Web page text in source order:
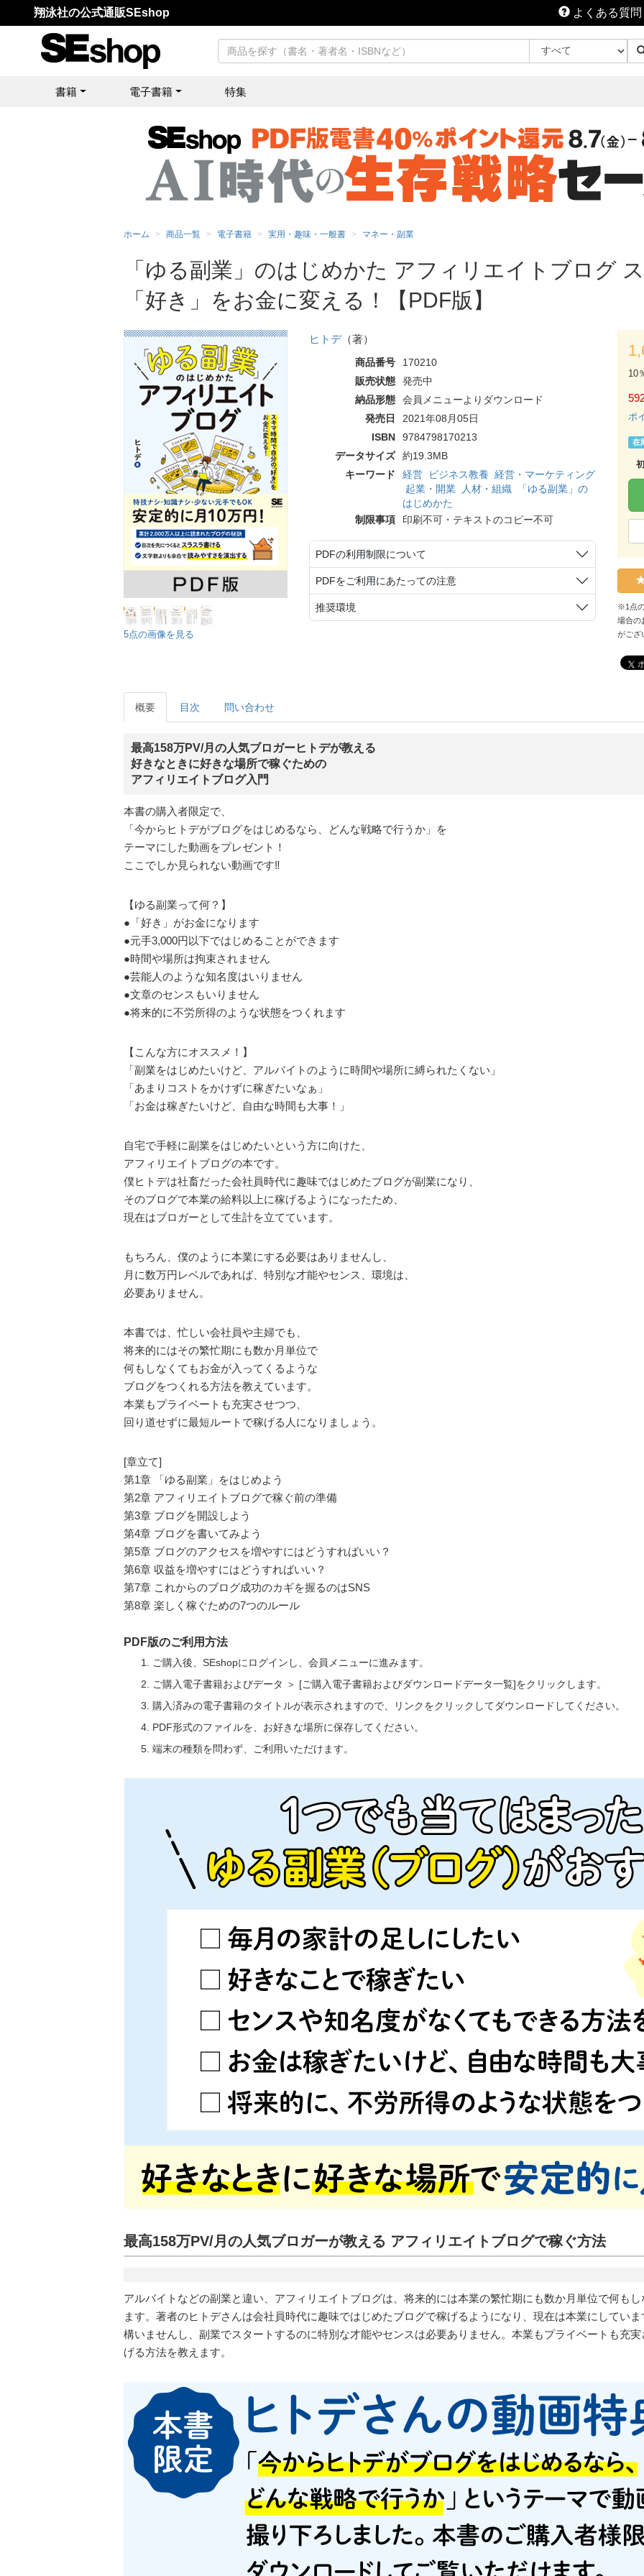
翔泳社の公式通販SEshop よくある質問
書籍 電子書籍 特集
ホーム 商品一覧 電子書籍 実用・趣味・一般書 マネー・副業
「ゆる副業」のはじめかた アフィリエイトブログ
「好き」をお金に変える！【PDF版】
5点の画像を見る
ヒトデ（著）
商品番号
170210
販売状態
発売中
納品形態
会員メニューよりダウンロード
発売日
2021年08月05日
ISBN
9784798170213
データサイズ
約19.3MB
キーワード
経営 ビジネス教養 経営・マーケティング
起業・開業
人材・組織
「ゆる副業」の
はじめかた
制限事項
印刷不可・テキストのコピー不可
PDFの利用制限について
PDFをご利用にあたっての注意
推奨環境
10
ポ
在
※1点
場合の
がござ
概要 目次 問い合わせ
最高158万PV/月の人気ブロガーヒトデが教える
好きなときに好きな場所で稼ぐための
アフィリエイトブログ入門
本書の購入者限定で、
「今からヒトデがブログをはじめるなら、どんな戦略で行うか」を
テーマにした動画をプレゼント！
ここでしか見られない動画です‼
【ゆる副業って何？】
●「好き」がお金になります
●元手3,000円以下ではじめることができます
●時間や場所は拘束されません
●芸能人のような知名度はいりません
●文章のセンスもいりません
●将来的に不労所得のような状態をつくれます
【こんな方にオススメ！】
「副業をはじめたいけど、アルバイトのように時間や場所に縛られたくない」
「あまりコストをかけずに稼ぎたいなぁ」
「お金は稼ぎたいけど、自由な時間も大事！」
自宅で手軽に副業をはじめたいという方に向けた、
アフィリエイトブログの本です。
僕ヒトデは社畜だった会社員時代に趣味ではじめたブログが副業になり、
そのブログで本業の給料以上に稼げるようになったため、
現在はブロガーとして生計を立てています。
もちろん、僕のように本業にする必要はありませんし、
月に数万円レベルであれば、特別な才能やセンス、環境は、
必要ありません。
本書では、忙しい会社員や主婦でも、
将来的にはその繁忙期にも数か月単位で
何もしなくてもお金が入ってくるような
ブログをつくれる方法を教えています。
本業もプライベートも充実させつつ、
回り道せずに最短ルートで稼げる人になりましょう。
[章立て]
第1章 「ゆる副業」をはじめよう
第2章 アフィリエイトブログで稼ぐ前の準備
第3章 ブログを開設しよう
第4章 ブログを書いてみよう
第5章 ブログのアクセスを増やすにはどうすればいい？
第6章 収益を増やすにはどうすればいい？
第7章 これからのブログ成功のカギを握るのはSNS
第8章 楽しく稼ぐための7つのルール
PDF版のご利用方法
ご購入後、SEshopにログインし、会員メニューに進みます。
ご購入電子書籍およびデータ ＞ [ご購入電子書籍およびダウンロードデータ一覧]をクリックします。
購入済みの電子書籍のタイトルが表示されますので、リンクをクリックしてダウンロードしてください。
PDF形式のファイルを、お好きな場所に保存してください。
端末の種類を問わず、ご利用いただけます。
最高158万PV/月の人気ブロガーが教える アフィリエイトブログで稼ぐ方法
アルバイトなどの副業と違い、アフィリエイトブログは、将来的には本業の繁忙期にも数か月単位で何も
ます。著者のヒトデさんは会社員時代に趣味ではじめたブログで稼げるようになり、現在は本業にしてい
構いませんし、副業でスタートするのに特別な才能やセンスは必要ありません。本業もプライベートも充
げる方法を教えます。